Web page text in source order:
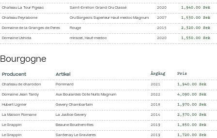
Chateau La Tour Figeac Saint-Emilion Grand Cru Classé 2020 1,940.00 Sek
Chateau Peyrabone Cru Borgeois Superieur Haut medoc Magnum 2007 1,530.00 Sek
Domaine de la Granges de Peres Rouge 2015 2,320.00 Sek
Domaine Ushida miracel, Haut-medoc 2020 1,550.00 Sek
Bourgogne
Producent Artikel Årgång Pris
Chateau de charodon Pommard 2021 1,940.00 Sek
Domaine Jean Tardy Aux Boulardes Cote Nuits Magnum 2022 4,090.00 Sek
Hubert Lignier Gevery Chambartain 2018 1,970.00 Sek
La Maison Romane La Justice Gevery 2014 2,370.00 Sek
Le Grappin Beaune Boucherottes 2019 1,850.00 Sek
Le Grappin Santenay Le Gravieres 2019 1,720.00 Sek